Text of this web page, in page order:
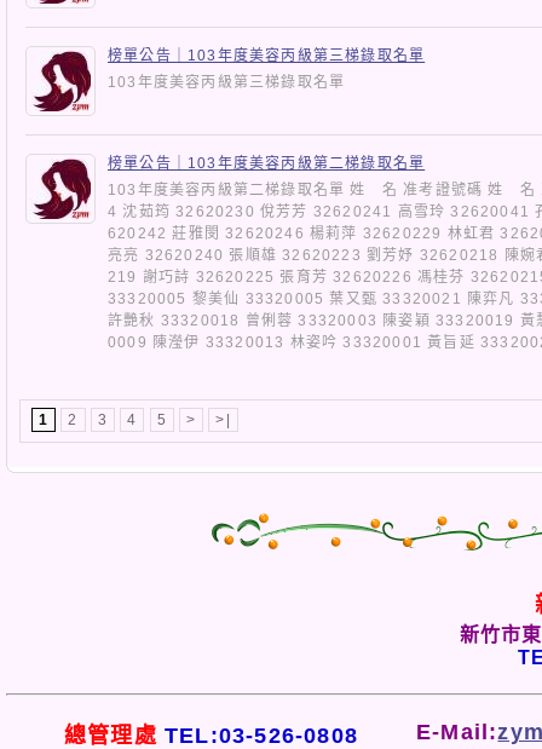
榜單公告｜103年度美容丙級第三梯錄取名單
103年度美容丙級第三梯錄取名單
榜單公告｜103年度美容丙級第二梯錄取名單
103年度美容丙級第二梯錄取名單 姓 名 准考證號碼 姓
4 沈茹筠 32620230 侻芳芳 32620241 高雪玲 32620041
620242 莊雅閔 32620246 楊莉萍 32620229 林虹君
亮亮 32620240 張順雄 32620223 劉芳妤 32620218 陳
219 謝巧詩 32620225 張育芳 32620226 馮桂芬
33320005 黎美仙 33320005 葉又甄 33320021 陳弈凡
許艷秋 33320018 曾俐蓉 33320003 陳姿穎 33320019
0009 陳瀅伊 33320013 林姿吟 33320001 黃旨延
1 2 3 4 5 > >|
新竹市
總管理處 TEL:03-526-0808 E-Mail: